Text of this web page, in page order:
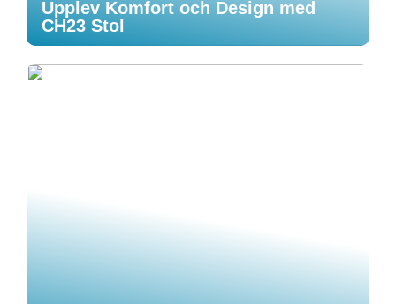
Upplev Komfort och Design med
CH23 Stol